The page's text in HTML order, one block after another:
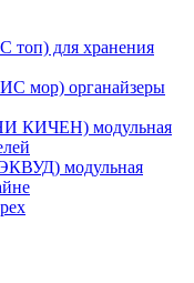
топ) для хранения
мор) органайзеры
КИЧЕН) модульная
модульная